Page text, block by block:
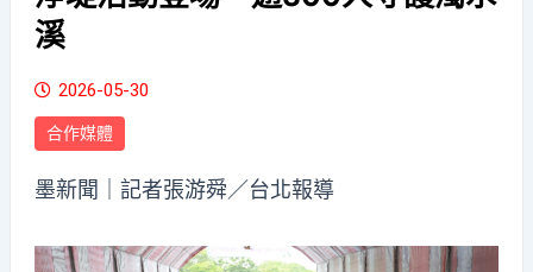
溪
2026-05-30
合作媒體
墨新聞 ｜記者張游舜／台北報導